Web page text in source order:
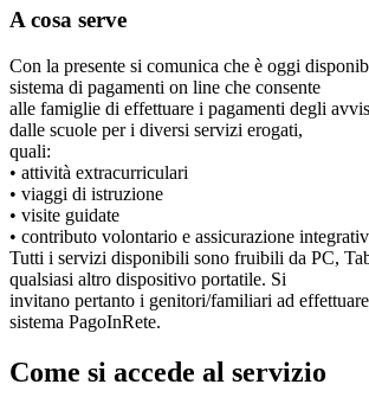
A cosa serve
Con la presente si comunica che è oggi
sistema di pagamenti on line che consente
alle famiglie di effettuare i pagamenti degli
dalle scuole per i diversi servizi erogati,
quali:
• attività extracurriculari
• viaggi di istruzione
• visite guidate
• contributo volontario e assicurazione
Tutti i servizi disponibili sono fruibili da PC,
qualsiasi altro dispositivo portatile. Si
invitano pertanto i genitori/familiari ad
sistema PagoInRete.
Come si accede al servizio